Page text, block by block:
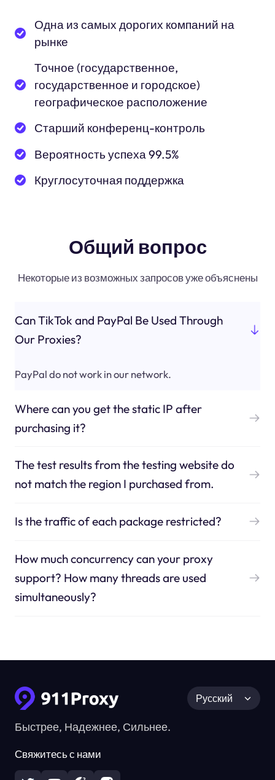
Одна из самых дорогих компаний на
рынке
Точное (государственное,
государственное и городское)
географическое расположение
Старший конференц-контроль
Вероятность успеха 99.5%
Круглосуточная поддержка
Общий вопрос
Некоторые из возможных запросов уже объяснены
Can TikTok and PayPal Be Used Through
Our Proxies?
PayPal do not work in our network.
Where can you get the static IP after
purchasing it?
The test results from the testing website do
not match the region I purchased from.
Is the traffic of each package restricted?
How much concurrency can your proxy
support? How many threads are used
simultaneously?
Быстрее, Надежнее, Сильнее.
Свяжитесь с нами
Русский